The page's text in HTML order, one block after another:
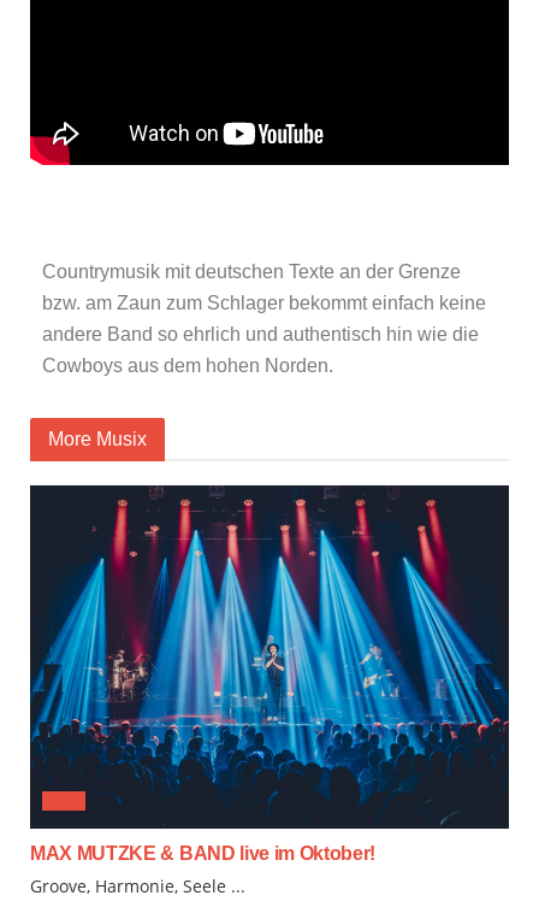
Countrymusik mit deutschen Texte an der Grenze
bzw. am Zaun zum Schlager bekommt einfach keine
andere Band so ehrlich und authentisch hin wie die
Cowboys aus dem hohen Norden.
More Musix
MAX MUTZKE & BAND live im Oktober!
Groove, Harmonie, Seele ...